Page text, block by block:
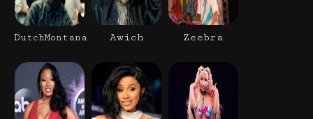
DutchMontana Awich Zeebra